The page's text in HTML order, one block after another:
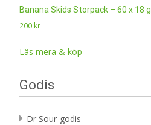
Banana Skids Storpack – 60 x 18 g
200 kr
Läs mera & köp
Godis
Dr Sour-godis